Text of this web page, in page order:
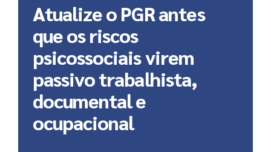
Atualize o PGR antes
que os riscos
psicossociais virem
passivo trabalhista,
documental e
ocupacional